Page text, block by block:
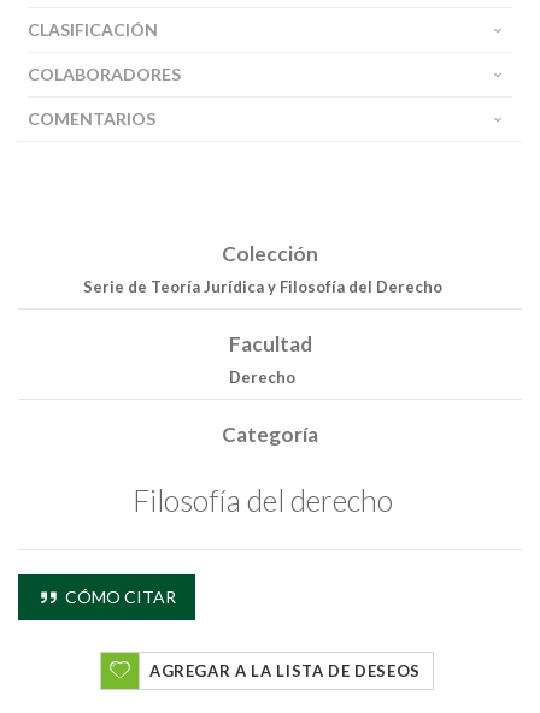
CLASIFICACIÓN
COLABORADORES
COMENTARIOS
Colección
Serie de Teoría Jurídica y Filosofía del Derecho
Facultad
Derecho
Categoría
Filosofía del derecho
CÓMO CITAR
AGREGAR A LA LISTA DE DESEOS